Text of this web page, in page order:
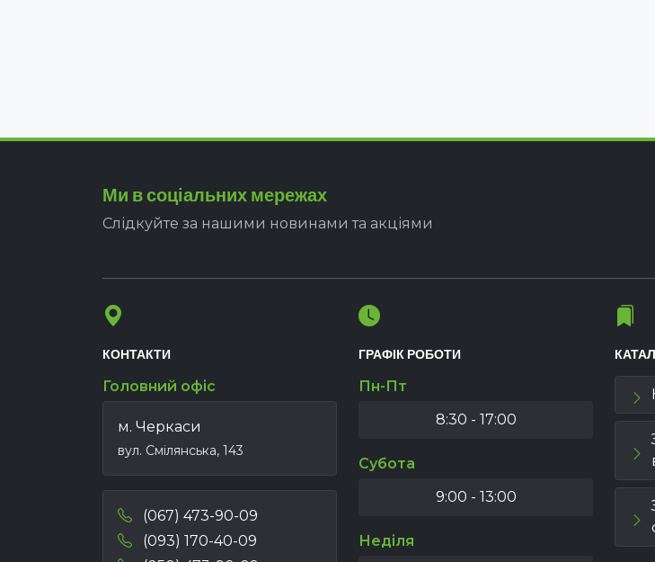
Ми в соціальних мережах
Слідкуйте за нашими новинами та акціями
КОНТАКТИ
Головний офіс
м. Черкаси
вул. Смілянська, 143
(067) 473-90-09
(093) 170-40-09
ГРАФІК РОБОТИ
Пн-Пт
8:30 - 17:00
Субота
9:00 - 13:00
Неділя